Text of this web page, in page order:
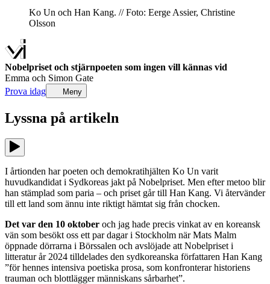
Ko Un och Han Kang. // Foto: Eerge Assier, Christine
Olsson
Nobelpriset och stjärnpoeten som ingen vill kännas vid
Emma och Simon Gate
Prova idag
Meny
Lyssna på artikeln
I årtionden har poeten och demokratihjälten Ko Un varit
huvudkandidat i Sydkoreas jakt på Nobelpriset. Men efter metoo blir
han stämplad som paria – och priset går till Han Kang. Vi återvänder
till ett land som ännu inte riktigt hämtat sig från chocken.
Det var den 10 oktober och jag hade precis vinkat av en koreansk
vän som besökt oss ett par dagar i Stockholm när Mats Malm
öppnade dörrarna i Börssalen och avslöjade att Nobelpriset i
litteratur år 2024 tilldelades den sydkoreanska författaren Han Kang
”för hennes intensiva poetiska prosa, som konfronterar historiens
trauman och blottlägger människans sårbarhet”.